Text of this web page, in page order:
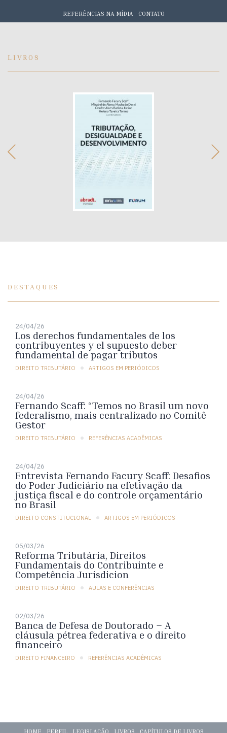
REFERÊNCIAS NA MÍDIA CONTATO
LIVROS
DESTAQUES
24/04/26
Los derechos fundamentales de los
contribuyentes y el supuesto deber
fundamental de pagar tributos
DIREITO TRIBUTÁRIO ARTIGOS EM PERIÓDICOS
24/04/26
Fernando Scaff: “Temos no Brasil um novo
federalismo, mais centralizado no Comitê
Gestor
DIREITO TRIBUTÁRIO REFERÊNCIAS ACADÊMICAS
24/04/26
Entrevista Fernando Facury Scaff: Desafios
do Poder Judiciário na efetivação da
justiça fiscal e do controle orçamentário
no Brasil
DIREITO CONSTITUCIONAL ARTIGOS EM PERIÓDICOS
05/03/26
Reforma Tributária, Direitos
Fundamentais do Contribuinte e
Competência Jurisdicion
DIREITO TRIBUTÁRIO AULAS E CONFERÊNCIAS
02/03/26
Banca de Defesa de Doutorado – A
cláusula pétrea federativa e o direito
financeiro
DIREITO FINANCEIRO REFERÊNCIAS ACADÊMICAS
HOME PERFIL LEGISLAÇÃO LIVROS CAPÍTULOS DE LIVROS